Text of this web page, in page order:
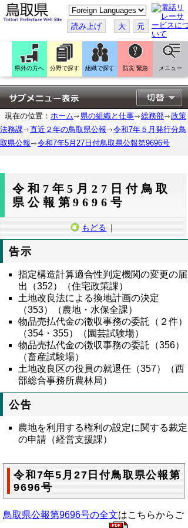
こ
の
ペ
ー
ジ
翻
訳
す
る
読み上げ 大 元
県外の方へ 分野で探す 組織で探す 防災 緊急 メニュー
現在の位置： ホーム 県の組織と仕事 総務部
政策
法務課
直近２年の鳥取県公報
令和7年５月発行分鳥
取県公報
令和7年5月27日付鳥取県公報第9696号
令和7年5月27日付鳥取
県公報第9696号
もどる ｜
告示
指定構造計算適合性判定機関の変更の届
出（352）（住宅政策課）
土地改良法による換地計画の決定
（353）（農地・水保全課）
物品売払代金の徴収事務の委託（２件）
（354 ・355）（園芸試験場）
物品売払代金の徴収事務の委託（356）
（畜産試験場）
土地改良区の役員の就退任（357）（西
部総合事務所農林局）
公告
農地を利用する権利の設定に関する裁定
の申請（経営支援課）
令和7年5月27日付鳥取県公報第
9696号
鳥取県公報第9696号の全文はこちらからご